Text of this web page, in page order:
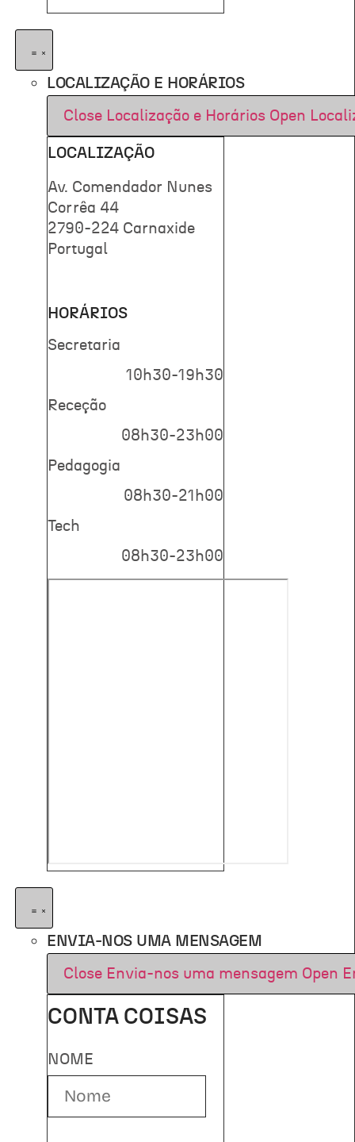
LOCALIZAÇÃO E HORÁRIOS
Close Localização e Horários Open
LOCALIZAÇÃO
Av. Comendador Nunes
Corrêa 44
2790-224 Carnaxide
Portugal
HORÁRIOS
Secretaria
10h30-19h30
Receção
08h30-23h00
Pedagogia
08h30-21h00
Tech
08h30-23h00
ENVIA-NOS UMA MENSAGEM
Close Envia-nos uma mensagem Open
CONTA COISAS
NOME